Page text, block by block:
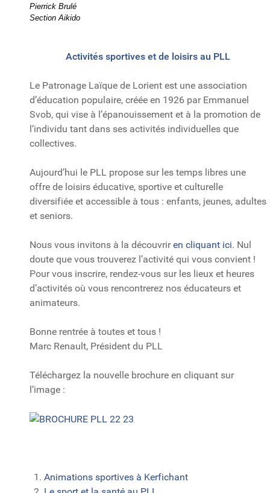
Pierrick Brulé
Section Aikido
Activités sportives et de loisirs au PLL
Le Patronage Laïque de Lorient est une association
d’éducation populaire, créée en 1926 par Emmanuel
Svob, qui vise à l’épanouissement et à la promotion de
l’individu tant dans ses activités individuelles que
collectives.
Aujourd’hui le PLL propose sur les temps libres une
offre de loisirs éducative, sportive et culturelle
diversifiée et accessible à tous : enfants, jeunes, adultes
et seniors.
Nous vous invitons à la découvriren cliquant ici. Nul
doute que vous trouverez l’activité qui vous convient !
Pour vous inscrire, rendez-vous sur les lieux et heures
d’activités où vous rencontrerez nos éducateurs et
animateurs.
Bonne rentrée à toutes et tous !
Marc Renault, Président du PLL
Téléchargez la nouvelle brochure en cliquant sur
l’image :
Animations sportives à Kerfichant